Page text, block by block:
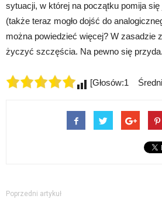
sytuacji, w której na początku pomija
(także teraz mogło dojść do
można powiedzieć więcej? W zasadzie
życzyć szczęścia. Na pewno się przyda.
[Głosów:1
Poprzedni artykuł